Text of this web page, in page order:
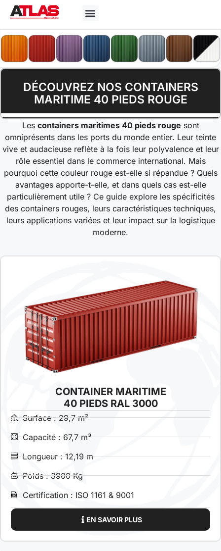
DÉCOUVREZ NOS CONTAINERS
MARITIME 40 PIEDS ROUGE
Les containers maritimes 40 pieds rouge sont
omniprésents dans les ports du monde entier. Leur teinte
vive et audacieuse reflète à la fois leur polyvalence et leur
rôle essentiel dans le commerce international. Mais
pourquoi cette couleur rouge est-elle si répandue ? Quels
avantages apporte-t-elle, et dans quels cas est-elle
particulièrement utile ? Ce guide explore les spécificités
des containers rouges, leurs caractéristiques techniques,
leurs applications variées et leur impact sur la logistique
moderne.
CONTAINER MARITIME
40 PIEDS RAL 3000
Surface : 29,7 m²
Capacité : 67,7 m³
Longueur : 12,19 m
Poids : 3900 Kg
Certification : ISO 1161 & 9001
EN SAVOIR PLUS